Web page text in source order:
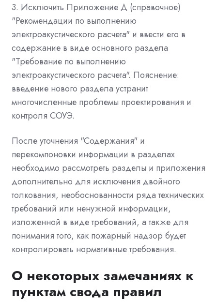
3. Исключить Приложение Д (справочное)
"Рекомендации по выполнению
электроакустического расчета" и ввести его в
содержание в виде основного раздела
"Требование по выполнению
электроакустического расчета". Пояснение:
введение нового раздела устранит
многочисленные проблемы проектирования и
контроля СОУЭ.
После уточнения "Содержания" и
перекомпоновки информации в разделах
необходимо рассмотреть разделы и приложения
дополнительно для исключения двойного
толкования, необоснованности ряда технических
требований или ненужной информации,
изложенной в виде требований, а также для
понимания того, как пожарный надзор будет
контролировать нормативные требования.
О некоторых замечаниях к
пунктам свода правил